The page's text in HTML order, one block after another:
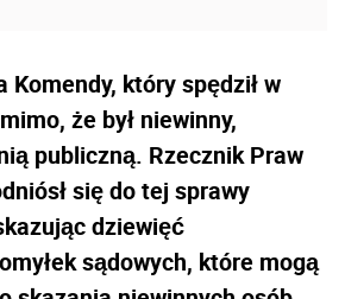
Komendy, który spędził w
że był niewinny,
publiczną. Rzecznik Praw
się do tej sprawy
dziewięć
sądowych, które mogą